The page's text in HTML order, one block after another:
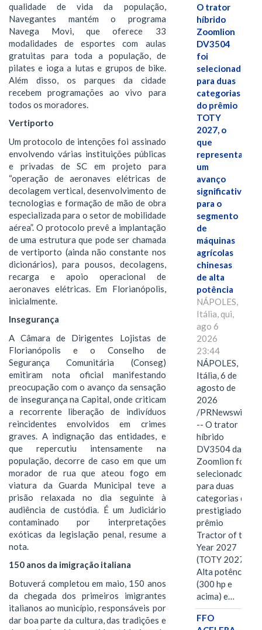
qualidade de vida da população,
Navegantes mantém o programa
Navega Movi, que oferece 33
modalidades de esportes com aulas
gratuitas para toda a população, de
pilates e ioga a lutas e grupos de bike.
Além disso, os parques da cidade
recebem programações ao vivo para
todos os moradores.
Vertiporto
Um protocolo de intenções foi assinado
envolvendo várias instituições públicas
e privadas de SC em projeto para
“operação de aeronaves elétricas de
decolagem vertical, desenvolvimento de
tecnologias e formação de mão de obra
especializada para o setor de mobilidade
aérea”. O protocolo prevê a implantação
de uma estrutura que pode ser chamada
de vertiporto (ainda não constante nos
dicionários), para pousos, decolagens,
recarga e apoio operacional de
aeronaves elétricas. Em Florianópolis,
inicialmente.
Insegurança
A Câmara de Dirigentes Lojistas de
Florianópolis e o Conselho de
Segurança Comunitária (Conseg)
emitiram nota oficial manifestando
preocupação com o avanço da sensação
de insegurança na Capital, onde criticam
a recorrente liberação de indivíduos
reincidentes envolvidos em crimes
graves. A indignação das entidades, e
que repercutiu intensamente na
população, decorre de caso em que um
morador de rua que ateou fogo em
viatura da Guarda Municipal teve a
prisão relaxada no dia seguinte à
audiência de custódia. É um Judiciário
contaminado por interpretações
exóticas da legislação penal, resume a
nota.
150 anos da imigração italiana
Botuverá completou em maio, 150 anos
da chegada dos primeiros imigrantes
italianos ao município, responsáveis por
dar boa parte da cultura, das tradições e
O trator
híbrido
Zoomlion
DV3504
foi
selecionado
para duas
categorias
do prêmio
TOTY
2027, o
que
representa
um
avanço
significativo
para o
segmento
de
máquinas
agrícolas
chinesas
de alta
potência
NÁPOLES,
Itália, qui,
ago 6
2026
23:44
NÁPOLES,
Itália, 6 de
agosto de
2026
/PRNewswire/
-- O trator
híbrido
DV3504 da
Zoomlion foi
selecionado
para duas
categorias do
prestigiado
prêmio
Tractor of the
Year 2027
(TOTY 2027:
Alta potência
(300 hp e
acima) e…
FFO